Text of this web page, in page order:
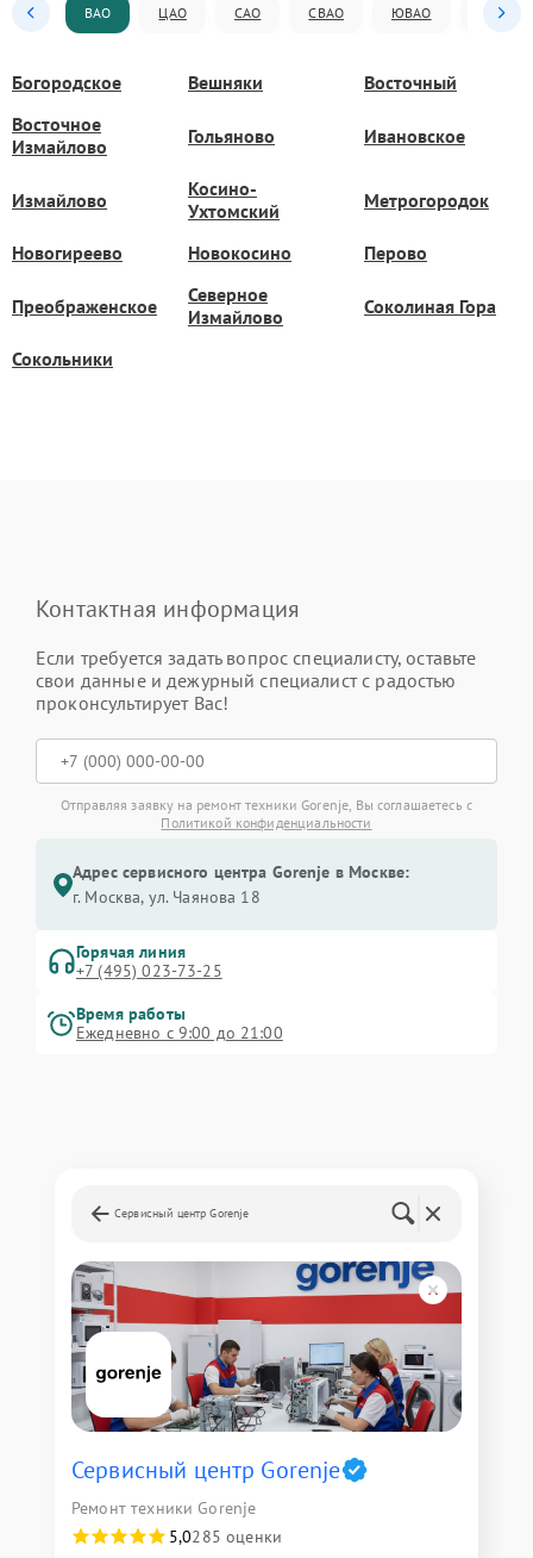
ВАО ЦАО САО СВАО ЮВАО ЮАО
Богородское Вешняки
Восточный
Восточное
Измайлово
Гольяново Ивановское
Измайлово
Косино-
Ухтомский
Метрогородок
Новогиреево Новокосино Перово
Преображенское
Северное
Измайлово
Соколиная Гора
Сокольники
Контактная информация
Если требуется задать вопрос специалисту, оставьте
свои данные и дежурный специалист с радостью
проконсультирует Вас!
Отправляя заявку на ремонт техники Gorenje, Вы соглашаетесь с
Политикой конфиденциальности
Адрес сервисного центра Gorenje в Москве:
г. Москва, ул. Чаянова 18
Горячая линия
+7 (495) 023-73-25
Время работы
Ежедневно с 9:00 до 21:00
Сервисный центр Gorenje
Сервисный центр Gorenje
Ремонт техники Gorenje
5,0285 оценки